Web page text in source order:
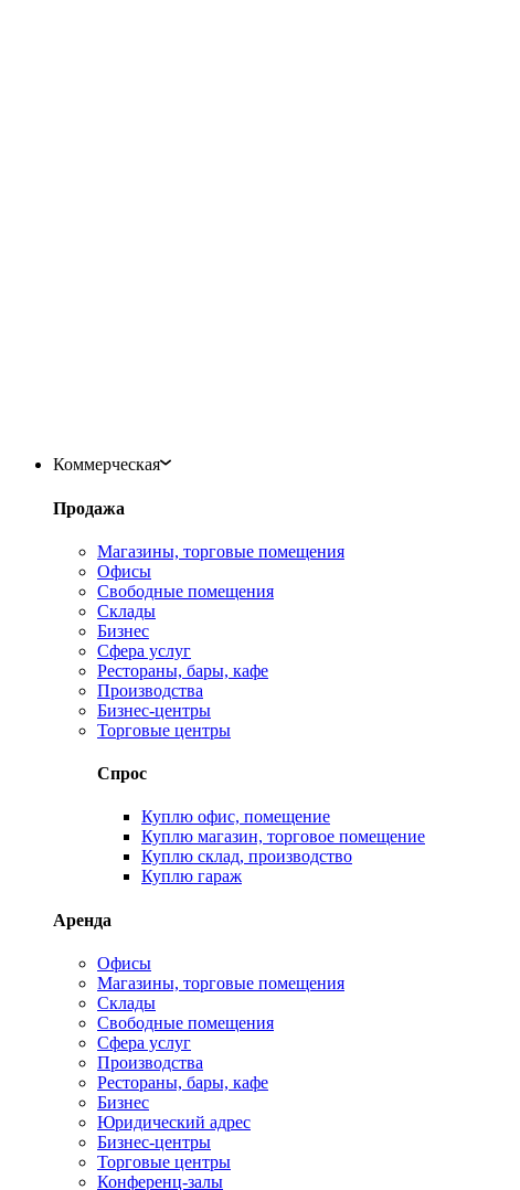
Коммерческая
Продажа
Магазины, торговые помещения
Офисы
Свободные помещения
Склады
Бизнес
Сфера услуг
Рестораны, бары, кафе
Производства
Бизнес-центры
Торговые центры
Спрос
Куплю офис, помещение
Куплю магазин, торговое помещение
Куплю склад, производство
Куплю гараж
Аренда
Офисы
Магазины, торговые помещения
Склады
Свободные помещения
Сфера услуг
Производства
Рестораны, бары, кафе
Бизнес
Юридический адрес
Бизнес-центры
Торговые центры
Конференц-залы